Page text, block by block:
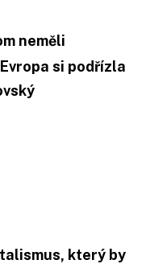
neměli
si podřízla
který by